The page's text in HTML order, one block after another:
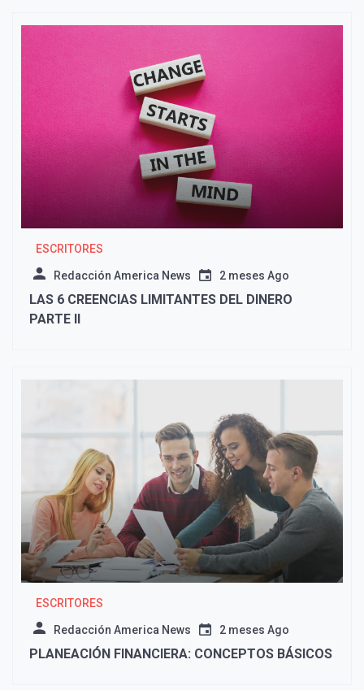
ESCRITORES
Redacción America News 2 meses Ago
LAS 6 CREENCIAS LIMITANTES DEL DINERO
PARTE II
ESCRITORES
Redacción America News 2 meses Ago
PLANEACIÓN FINANCIERA: CONCEPTOS BÁSICOS